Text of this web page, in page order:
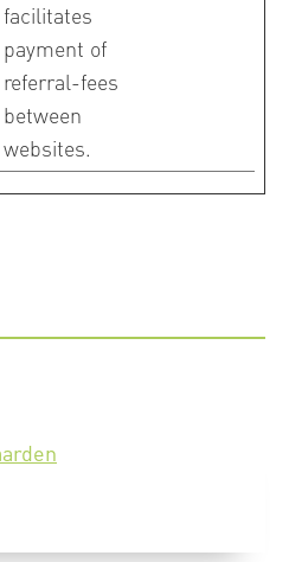
facilitates
payment of
referral-fees
between
websites.